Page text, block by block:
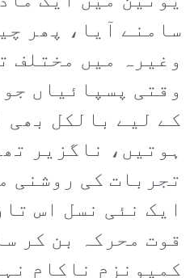
سامنے آیا، پھر
وغیرہ میں مختلف
وقتی پسپائیاں
کے لیے بالکل بھی
ہوتیں، ناگزیر
تجربات کی روشنی
ایک نئی نسل اس
قوت محرکہ بن کر
کمیونزم ناکام